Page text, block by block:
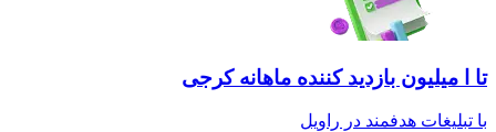
تا ا میلیون بازدید کننده ماهانه کرجی
با تبلیغات هدفمند در راویل